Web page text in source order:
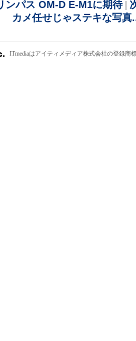
ンパス OM-D E-M1に期待|
カメ任せじゃステキな写真
ITmediaはアイティメディア株式会社の登録商